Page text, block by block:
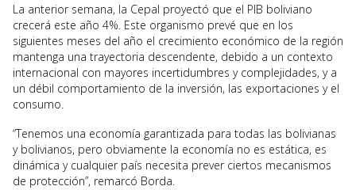
La anterior semana, la Cepal proyectó que el PIB boliviano
crecerá este año 4%. Este organismo prevé que en los
siguientes meses del año el crecimiento económico de la región
mantenga una trayectoria descendente, debido a un contexto
internacional con mayores incertidumbres y complejidades, y a
un débil comportamiento de la inversión, las exportaciones y el
consumo.
“Tenemos una economía garantizada para todas las bolivianas
y bolivianos, pero obviamente la economía no es estática, es
dinámica y cualquier país necesita prever ciertos mecanismos
de protección”, remarcó Borda.